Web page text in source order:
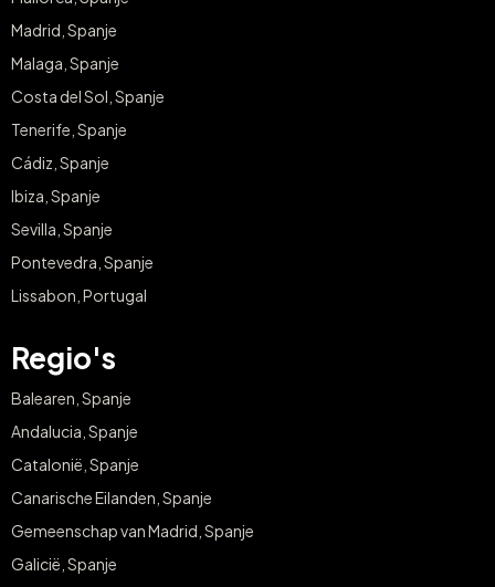
Madrid, Spanje
Malaga, Spanje
Costa del Sol, Spanje
Tenerife, Spanje
Cádiz, Spanje
Ibiza, Spanje
Sevilla, Spanje
Pontevedra, Spanje
Lissabon, Portugal
Regio's
Balearen, Spanje
Andalucia, Spanje
Catalonië, Spanje
Canarische Eilanden, Spanje
Gemeenschap van Madrid, Spanje
Galicië, Spanje